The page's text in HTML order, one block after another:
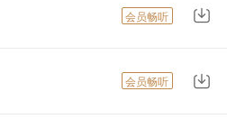
会员畅听
会员畅听